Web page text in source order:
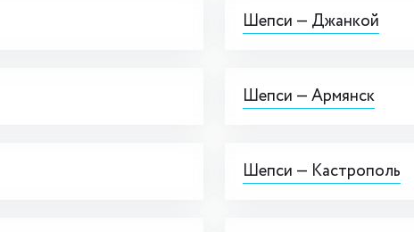
Шепси — Джанкой
Шепси — Армянск
Шепси — Кастрополь